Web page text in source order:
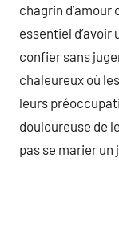
chagrin d’amour
essentiel d’avoir
confier sans
chaleureux où
leurs
douloureuse de
pas se marier un